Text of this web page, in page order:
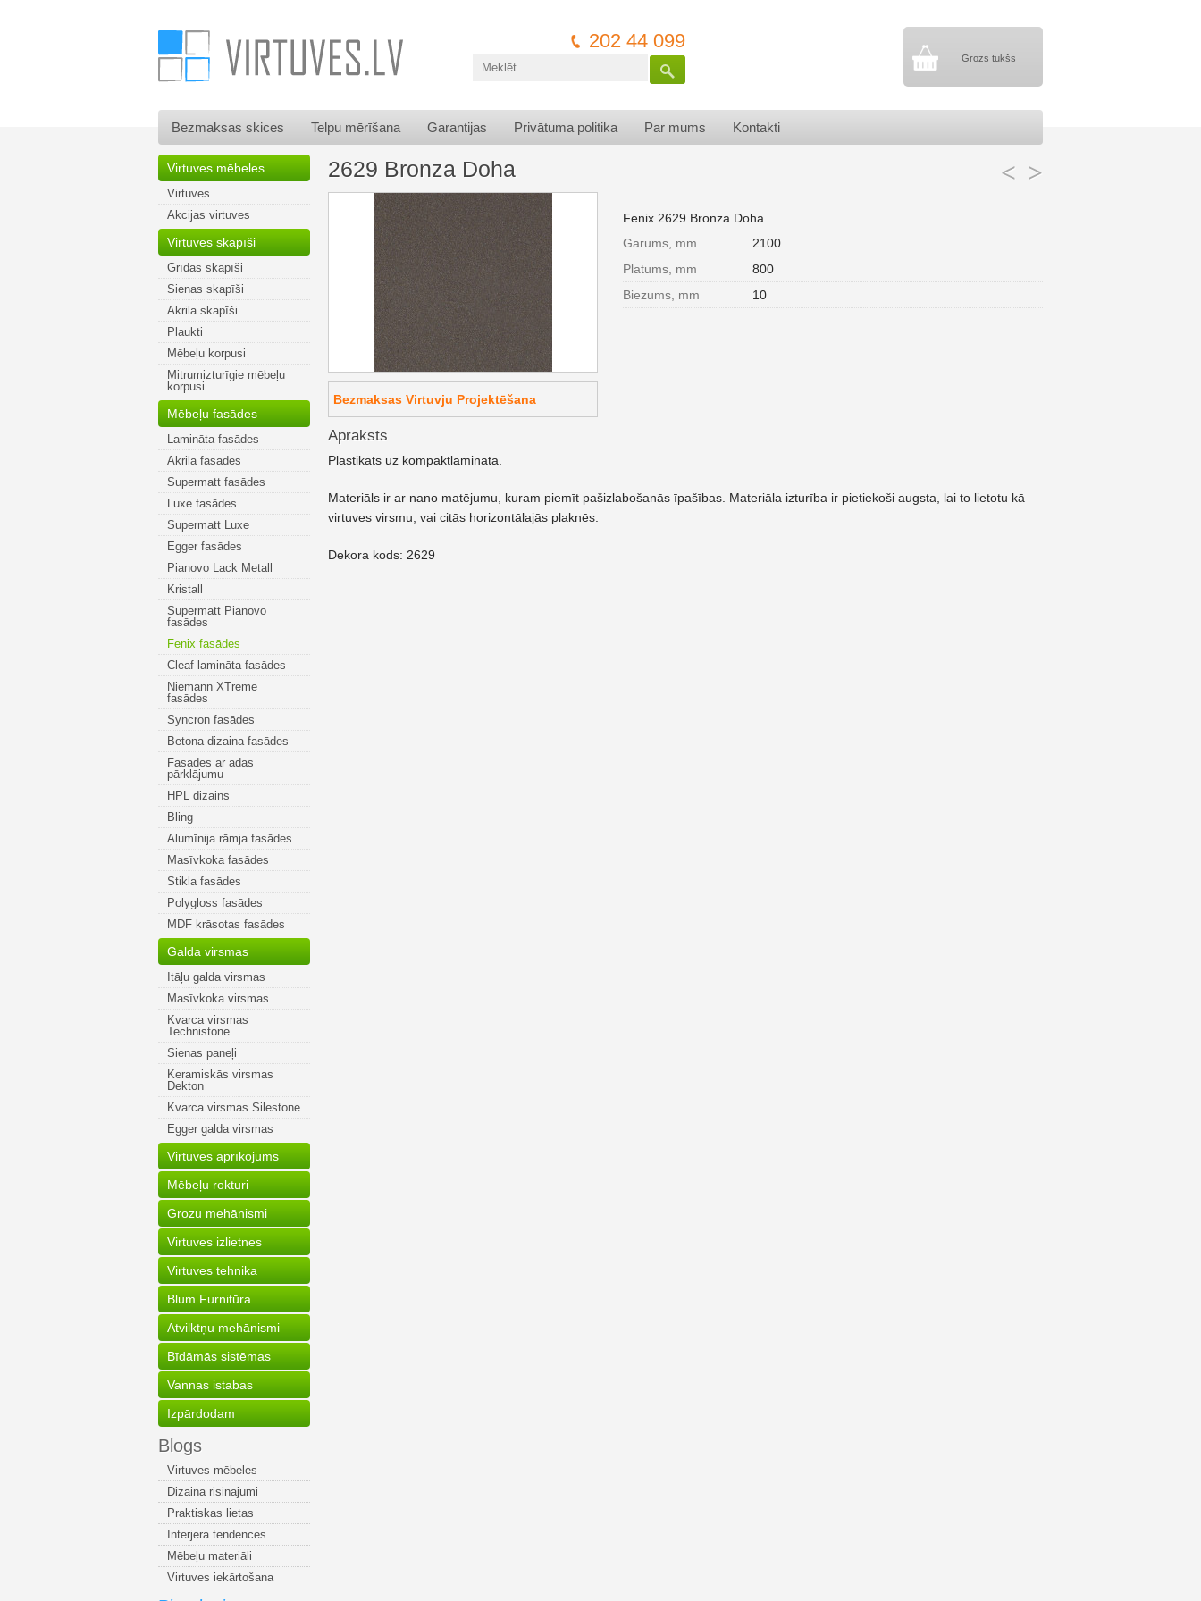
Grozs tukšs
202 44 099
Bezmaksas skices Telpu mērīšana Garantijas Privātuma politika Par mums Kontakti
Virtuves mēbeles
Virtuves
Akcijas virtuves
Virtuves skapīši
Grīdas skapīši
Sienas skapīši
Akrila skapīši
Plaukti
Mēbeļu korpusi
Mitrumizturīgie mēbeļu
korpusi
Mēbeļu fasādes
Lamināta fasādes
Akrila fasādes
Supermatt fasādes
Luxe fasādes
Supermatt Luxe
Egger fasādes
Pianovo Lack Metall
Kristall
Supermatt Pianovo
fasādes
Fenix fasādes
Cleaf lamināta fasādes
Niemann XTreme
fasādes
Syncron fasādes
Betona dizaina fasādes
Fasādes ar ādas
pārklājumu
HPL dizains
Bling
Alumīnija rāmja fasādes
Masīvkoka fasādes
Stikla fasādes
Polygloss fasādes
MDF krāsotas fasādes
Galda virsmas
Itāļu galda virsmas
Masīvkoka virsmas
Kvarca virsmas
Technistone
Sienas paneļi
Keramiskās virsmas
Dekton
Kvarca virsmas Silestone
Egger galda virsmas
Virtuves aprīkojums
Mēbeļu rokturi
Grozu mehānismi
Virtuves izlietnes
Virtuves tehnika
Blum Furnitūra
Atvilktņu mehānismi
Bīdāmās sistēmas
Vannas istabas
Izpārdodam
Blogs
Virtuves mēbeles
Dizaina risinājumi
Praktiskas lietas
Interjera tendences
Mēbeļu materiāli
Virtuves iekārtošana
2629 Bronza Doha < >
Bezmaksas Virtuvju Projektēšana
Fenix 2629 Bronza Doha
Garums, mm
2100
Platums, mm
800
Biezums, mm
10
Apraksts
Plastikāts uz kompaktlamināta.
Materiāls ir ar nano matējumu, kuram piemīt pašizlabošanās īpašības. Materiāla izturība ir pietiekoši augsta, lai to lietotu kā
virtuves virsmu, vai citās horizontālajās plaknēs.
Dekora kods: 2629